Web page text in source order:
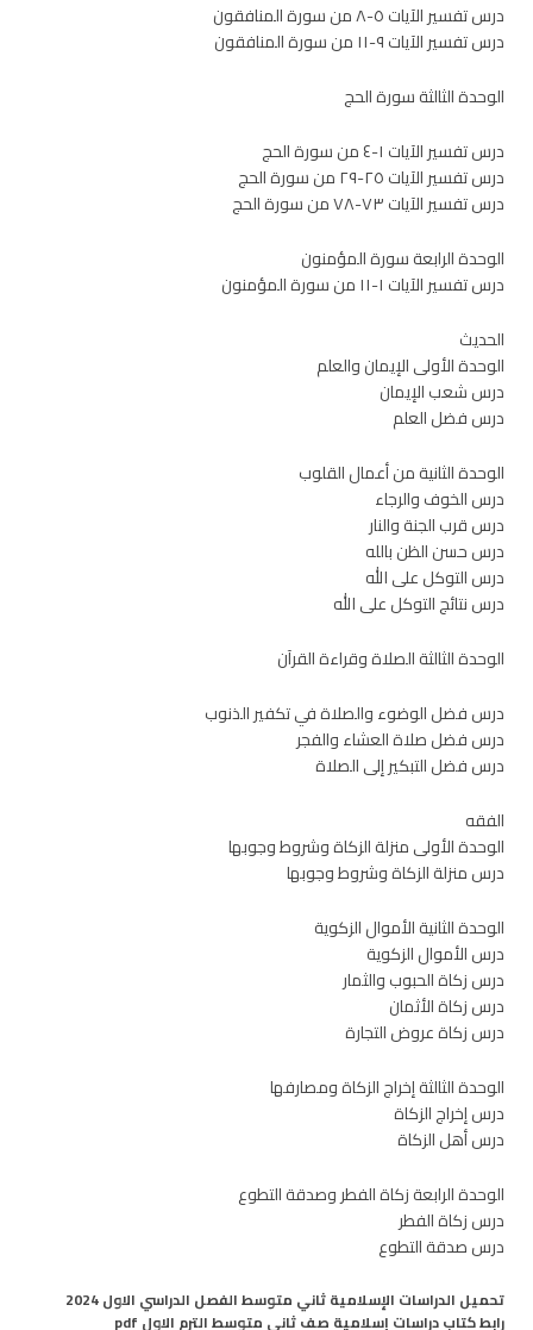
درس تفسير الآيات ٥-٨ من سورة المنافقون
درس تفسير الآيات ٩-١١ من سورة المنافقون
الوحدة الثالثة سورة الحج
درس تفسير الآيات ١-٤ من سورة الحج
درس تفسير الآيات ٢٥-٢٩ من سورة الحج
درس تفسير الآيات ٧٣-٧٨ من سورة الحج
الوحدة الرابعة سورة المؤمنون
درس تفسير الآيات ١-١١ من سورة المؤمنون
الحديث
الوحدة الأولى الإيمان والعلم
درس شعب الإيمان
درس فضل العلم
الوحدة الثانية من أعمال القلوب
درس الخوف والرجاء
درس قرب الجنة والنار
درس حسن الظن بالله
درس التوكل على الله
درس نتائج التوكل على الله
الوحدة الثالثة الصلاة وقراءة القرآن
درس فضل الوضوء والصلاة في تكفير الذنوب
درس فضل صلاة العشاء والفجر
درس فضل التبكير إلى الصلاة
الفقه
الوحدة الأولى منزلة الزكاة وشروط وجوبها
درس منزلة الزكاة وشروط وجوبها
الوحدة الثانية الأموال الزكوية
درس الأموال الزكوية
درس زكاة الحبوب والثمار
درس زكاة الأثمان
درس زكاة عروض التجارة
الوحدة الثالثة إخراج الزكاة ومصارفها
درس إخراج الزكاة
درس أهل الزكاة
الوحدة الرابعة زكاة الفطر وصدقة التطوع
درس زكاة الفطر
درس صدقة التطوع
تحميل الدراسات الإسلامية ثاني متوسط الفصل الدراسي الاول 2024
رابط كتاب دراسات إسلامية صف ثاني متوسط الترم الاول pdf